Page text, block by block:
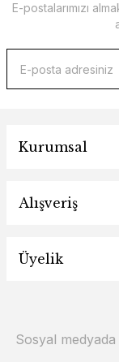
E-postalarımızı
Kurumsal
Alışveriş
Üyelik
Sosyal